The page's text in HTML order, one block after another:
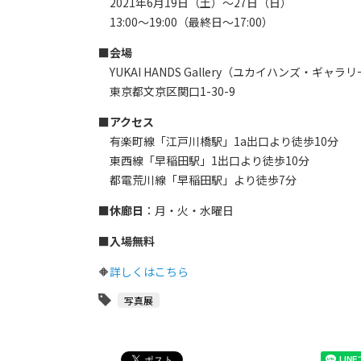
13:00～19:00（最終日〜17:00）
■会場
YUKAI HANDS Gallery（ユカイハンズ・ギャラリ
東京都文京区関口1-30-9
■アクセス
有楽町線「江戸川橋駅」1a出口より徒歩10分
東西線「早稲田駅」1出口より徒歩10分
都電荒川線「早稲田駅」より徒歩7分
■休廊日 ：月・火・水曜日
■入場無料
🔶詳しくはこちら
写真展